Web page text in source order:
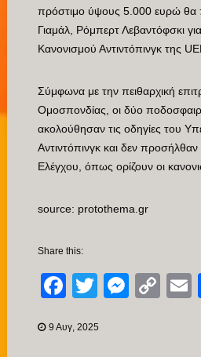
πρόστιμο ύψους 5.000 ευρώ θα
Γιαμάλ, Ρόμπερτ Λεβαντόφσκι
Κανονισμού Αντιντόπινγκ της
Σύμφωνα με την πειθαρχική
Ομοσπονδίας, οι δύο
ακολούθησαν τις οδηγίες του
Αντιντόπινγκ και δεν
Ελέγχου, όπως ορίζουν οι
source: protothema.gr
Share this:
Facebook
Twitter
9 Αυγ, 2025